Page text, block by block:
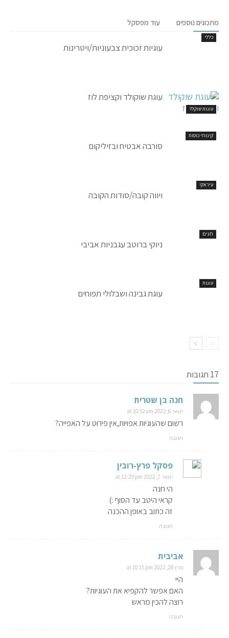
מתכונים נוספים עוד מפסקל
כללי
עוגיות זכוכית צבעוניות/ויטרינות
עוגות שוקלד
עוגת שוקולד וקציפת לוז
קינוחי כוסות
סורבה אבטיח ובזיליקום
עיראקי
ויווה קובה/סודות הקובה
חגים
ניוקי ברוטב עגבניות אביבי
עוגות
עוגת גבינה ושבלולי תפוחים
17 תגובות
חנה בן שטרית
ינואר 6, 2022 at 10:52 am
רשום שהעוגיות אפויות,אין פירוט על האפייה?
תגובה
פסקל פרץ-רובין
ינואר 7, 2022 at 12:29 pm
הי חנה
קראי היטב עד הסוף :)
זה כתוב באופן ההכנה
תגובה
אביבית
מרץ 28, 2022 at 10:15 pm
היי
האם אפשר להקפיא את העוגיות?
רוצה להכין מראש
תגובה